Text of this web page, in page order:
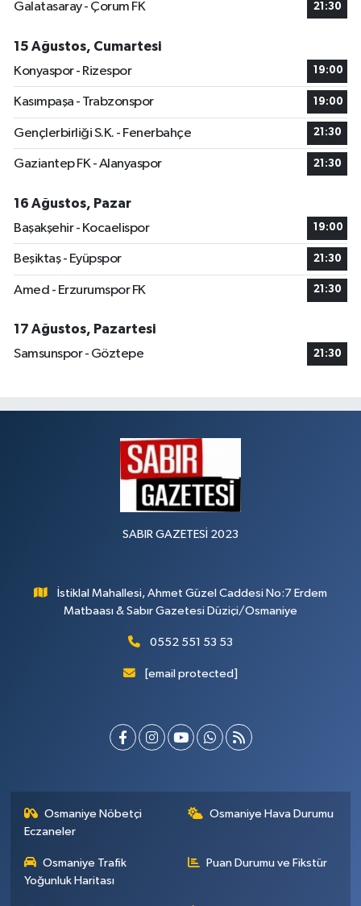
Galatasaray - Çorum FK
21:30
15 Ağustos, Cumartesi
Konyaspor - Rizespor
19:00
Kasımpaşa - Trabzonspor 19:00
Gençlerbirliği S.K. - Fenerbahçe 21:30
Gaziantep FK - Alanyaspor 21:30
16 Ağustos, Pazar
Başakşehir - Kocaelispor
19:00
Beşiktaş - Eyüpspor 21:30
Amed - Erzurumspor FK 21:30
17 Ağustos, Pazartesi
Samsunspor - Göztepe
21:30
SABIR GAZETESİ 2023
İstiklal Mahallesi, Ahmet Güzel Caddesi No:7 Erdem
Matbaası & Sabır Gazetesi Düziçi/Osmaniye
0552 551 53 53
[email protected]
Osmaniye Nöbetçi
Eczaneler
Osmaniye Hava Durumu
Osmaniye Trafik
Yoğunluk Haritası
Puan Durumu ve Fikstür